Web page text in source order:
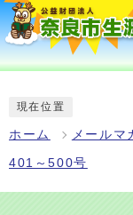
現在位置
ホーム メールマ
401～500号